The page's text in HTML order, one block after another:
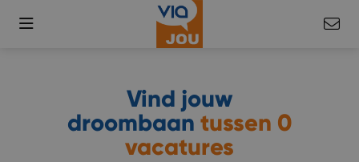
Vind jouw
droombaan tussen 0
vacatures